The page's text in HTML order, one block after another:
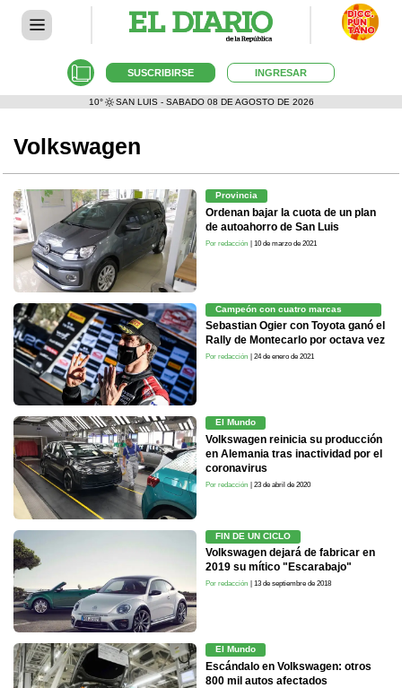
SUSCRIBIRSE INGRESAR
10° SAN LUIS - SABADO 08 DE AGOSTO DE 2026
Volkswagen
Provincia
Ordenan bajar la cuota de un plan
de autoahorro de San Luis
Por redacción | 10 de marzo de 2021
Campeón con cuatro marcas
distintas
Sebastian Ogier con Toyota ganó el
Rally de Montecarlo por octava vez
Por redacción | 24 de enero de 2021
El Mundo
Volkswagen reinicia su producción
en Alemania tras inactividad por el
coronavirus
Por redacción | 23 de abril de 2020
FIN DE UN CICLO
Volkswagen dejará de fabricar en
2019 su mítico "Escarabajo"
Por redacción | 13 de septiembre de 2018
El Mundo
Escándalo en Volkswagen: otros
800 mil autos afectados